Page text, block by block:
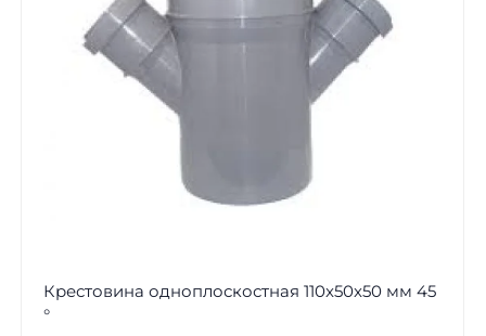
Крестовина одноплоскостная 110x50x50 мм 45
°